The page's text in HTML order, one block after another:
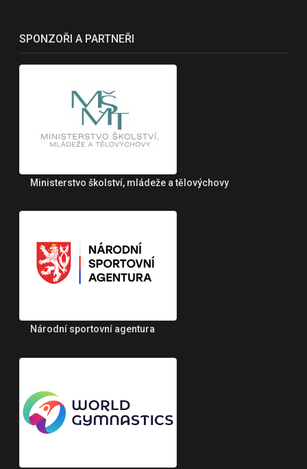
SPONZOŘI A PARTNEŘI
Ministerstvo školství, mládeže a tělovýchovy
Národní sportovní agentura